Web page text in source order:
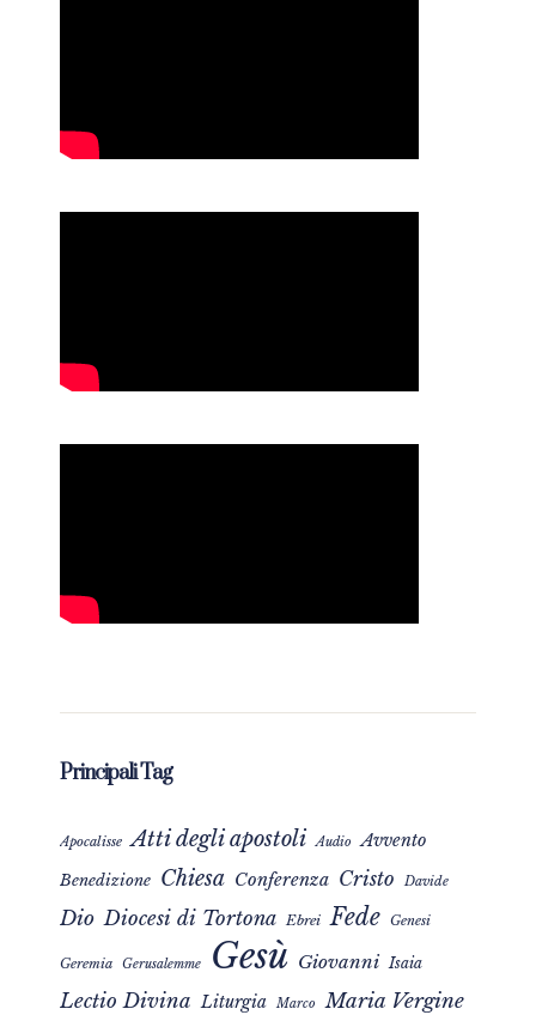
Principali Tag
Apocalisse Atti degli apostoli Audio Avvento
Benedizione Chiesa Conferenza Cristo Davide
Dio Diocesi di Tortona Ebrei Fede Genesi
Geremia Gerusalemme Gesù Giovanni Isaia
Lectio Divina Liturgia Marco Maria Vergine